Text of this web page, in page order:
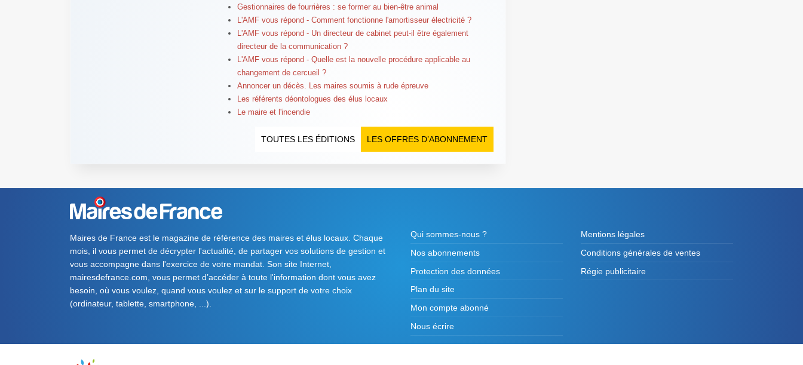
Gestionnaires de fourrières : se former au bien-être animal
L'AMF vous répond - Comment fonctionne l'amortisseur électricité ?
L'AMF vous répond - Un directeur de cabinet peut-il être également
directeur de la communication ?
L'AMF vous répond - Quelle est la nouvelle procédure applicable au
changement de cercueil ?
Annoncer un décès. Les maires soumis à rude épreuve
Les référents déontologues des élus locaux
Le maire et l'incendie
LES OFFRES D’ABONNEMENT
TOUTES LES ÉDITIONS
Maires de France est le magazine de référence des maires et élus locaux. Chaque
mois, il vous permet de décrypter l'actualité, de partager vos solutions de gestion et
vous accompagne dans l'exercice de votre mandat. Son site Internet,
mairesdefrance.com, vous permet d’accéder à toute l'information dont vous avez
besoin, où vous voulez, quand vous voulez et sur le support de votre choix
(ordinateur, tablette, smartphone, ...).
Qui sommes-nous ?
Nos abonnements
Protection des données
Plan du site
Mon compte abonné
Nous écrire
Mentions légales
Conditions générales de ventes
Régie publicitaire